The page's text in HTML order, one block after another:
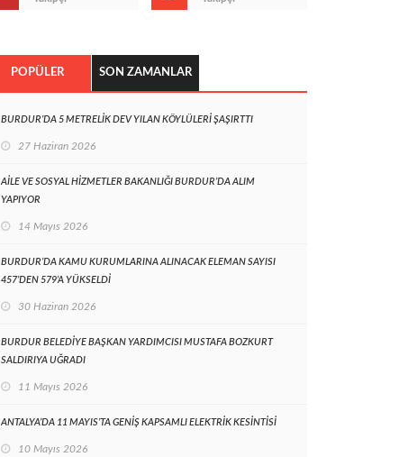
POPÜLER SON ZAMANLAR
BURDUR’DA 5 METRELİK DEV YILAN KÖYLÜLERİ ŞAŞIRTTI
27 Haziran 2026
AİLE VE SOSYAL HİZMETLER BAKANLIĞI BURDUR’DA ALIM
YAPIYOR
14 Mayıs 2026
BURDUR’DA KAMU KURUMLARINA ALINACAK ELEMAN SAYISI
457’DEN 579’A YÜKSELDİ
30 Haziran 2026
BURDUR BELEDİYE BAŞKAN YARDIMCISI MUSTAFA BOZKURT
SALDIRIYA UĞRADI
11 Mayıs 2026
ANTALYA’DA 11 MAYIS’TA GENİŞ KAPSAMLI ELEKTRİK KESİNTİSİ
10 Mayıs 2026